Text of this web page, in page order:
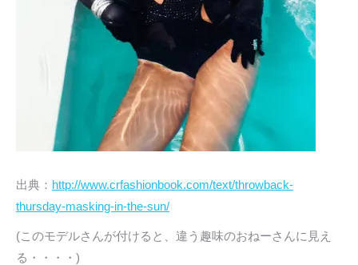
出典： http://www.crfashionbook.com/text/throwback-
thursday-masking-in-the-sun/
(このモデルさんが付けると、違う趣味のおねーさんに見え
る・・・・)